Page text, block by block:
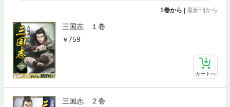
1巻から 最新刊から
三国志 １巻
759
カートへ
三国志 ２巻